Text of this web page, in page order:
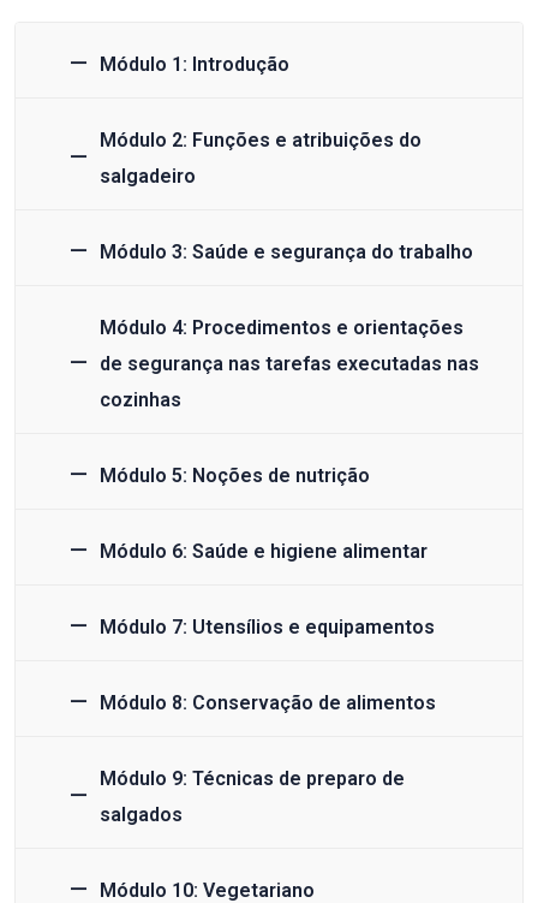
Módulo 1: Introdução
Módulo 2: Funções e atribuições do
salgadeiro
Módulo 3: Saúde e segurança do trabalho
Módulo 4: Procedimentos e orientações
de segurança nas tarefas executadas nas
cozinhas
Módulo 5: Noções de nutrição
Módulo 6: Saúde e higiene alimentar
Módulo 7: Utensílios e equipamentos
Módulo 8: Conservação de alimentos
Módulo 9: Técnicas de preparo de
salgados
Módulo 10: Vegetariano